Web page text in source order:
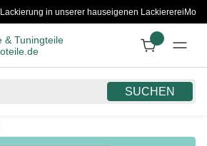
Lackierung in unserer hauseigenen Lackiererei
SUCHEN